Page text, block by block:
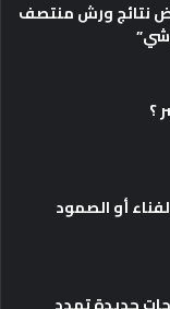
نتائج ورش منتصف
؟
أو الصمود